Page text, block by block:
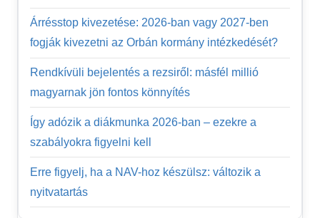
Árrésstop kivezetése: 2026-ban vagy 2027-ben
fogják kivezetni az Orbán kormány intézkedését?
Rendkívüli bejelentés a rezsiről: másfél millió
magyarnak jön fontos könnyítés
Így adózik a diákmunka 2026-ban – ezekre a
szabályokra figyelni kell
Erre figyelj, ha a NAV-hoz készülsz: változik a
nyitvatartás